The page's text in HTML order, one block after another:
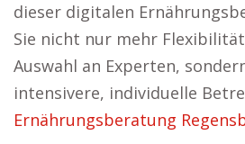
dieser digitalen
Sie nicht nur mehr
Auswahl an Experten,
intensivere, individuelle
Ernährungsberatung